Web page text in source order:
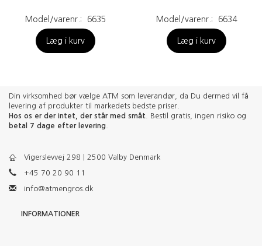
Model/varenr.: 6635
Læg i kurv
Model/varenr.: 6634
Læg i kurv
Din virksomhed bør vælge ATM som leverandør, da Du dermed vil få
levering af produkter til markedets bedste priser.
Hos os er der intet, der står med småt . Bestil gratis, ingen risiko og
betal 7 dage efter levering
Vigerslevvej 298 | 2500 Valby Denmark
+45 70 20 90 11
info@atmengros.dk
INFORMATIONER